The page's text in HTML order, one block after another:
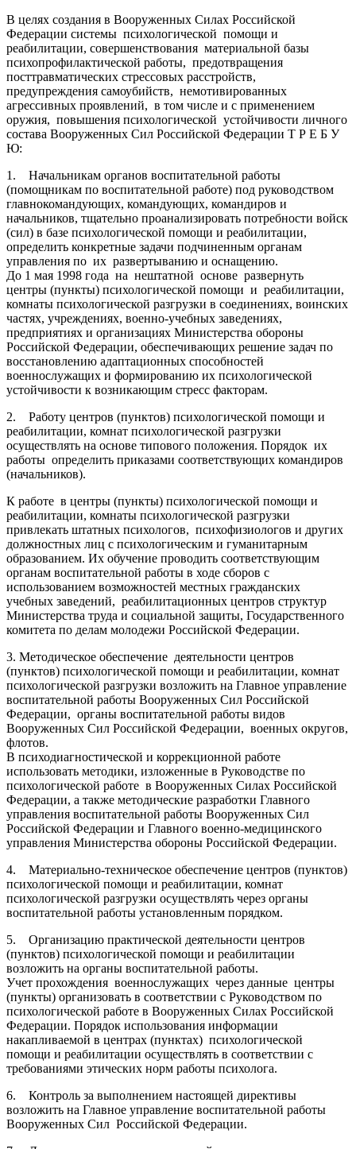
В целях создания в Вооруженных Силах Российской
Федерации системы психологической помощи и
реабилитации, совершенствования материальной базы
психопрофилактической работы, предотвращения
посттравматических стрессовых расстройств,
предупреждения самоубийств, немотивированных
агрессивных проявлений, в том числе и с применением
оружия, повышения психологической устойчивости личного
состава Вооруженных Сил Российской Федерации Т Р Е Б У
Ю:
1. Начальникам органов воспитательной работы
(помощникам по воспитательной работе) под руководством
главнокомандующих, командующих, командиров и
начальников, тщательно проанализировать потребности войск
(сил) в базе психологической помощи и реабилитации,
определить конкретные задачи подчиненным органам
управления по их развертыванию и оснащению.
До 1 мая 1998 года на нештатной основе развернуть
центры (пункты) психологической помощи и реабилитации,
комнаты психологической разгрузки в соединениях, воинских
частях, учреждениях, военно-учебных заведениях,
предприятиях и организациях Министерства обороны
Российской Федерации, обеспечивающих решение задач по
восстановлению адаптационных способностей
военнослужащих и формированию их психологической
устойчивости к возникающим стресс факторам.
2. Работу центров (пунктов) психологической помощи и
реабилитации, комнат психологической разгрузки
осуществлять на основе типового положения. Порядок их
работы определить приказами соответствующих командиров
(начальников).
К работе в центры (пункты) психологической помощи и
реабилитации, комнаты психологической разгрузки
привлекать штатных психологов, психофизиологов и других
должностных лиц с психологическим и гуманитарным
образованием. Их обучение проводить соответствующим
органам воспитательной работы в ходе сборов с
использованием возможностей местных гражданских
учебных заведений, реабилитационных центров структур
Министерства труда и социальной защиты, Государственного
комитета по делам молодежи Российской Федерации.
3. Методическое обеспечение деятельности центров
(пунктов) психологической помощи и реабилитации, комнат
психологической разгрузки возложить на Главное управление
воспитательной работы Вооруженных Сил Российской
Федерации, органы воспитательной работы видов
Вооруженных Сил Российской Федерации, военных округов,
флотов.
В психодиагностической и коррекционной работе
использовать методики, изложенные в Руководстве по
психологической работе в Вооруженных Силах Российской
Федерации, а также методические разработки Главного
управления воспитательной работы Вооруженных Сил
Российской Федерации и Главного военно-медицинского
управления Министерства обороны Российской Федерации.
4. Материально-техническое обеспечение центров (пунктов)
психологической помощи и реабилитации, комнат
психологической разгрузки осуществлять через органы
воспитательной работы установленным порядком.
5. Организацию практической деятельности центров
(пунктов) психологической помощи и реабилитации
возложить на органы воспитательной работы.
Учет прохождения военнослужащих через данные центры
(пункты) организовать в соответствии с Руководством по
психологической работе в Вооруженных Силах Российской
Федерации. Порядок использования информации
накапливаемой в центрах (пунктах) психологической
помощи и реабилитации осуществлять в соответствии с
требованиями этических норм работы психолога.
6. Контроль за выполнением настоящей директивы
возложить на Главное управление воспитательной работы
Вооруженных Сил Российской Федерации.